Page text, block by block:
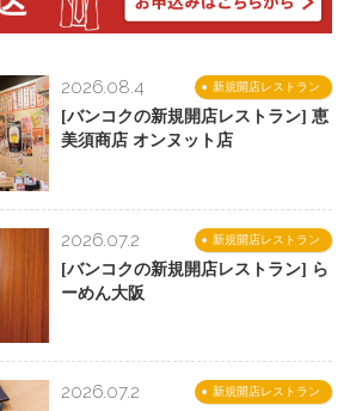
新規開店レストラン
2026.08.4
[バンコクの新規開店レストラン] 恵
美須商店 オンヌット店
新規開店レストラン
2026.07.2
[バンコクの新規開店レストラン] ら
ーめん大阪
新規開店レストラン
2026.07.2